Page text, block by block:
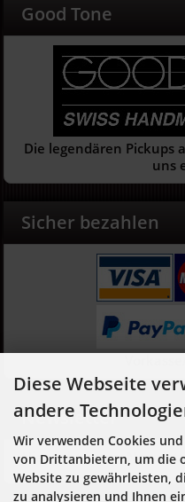
Good Tone
Die legendären Pickups
uns
Sicher bezahlen
Newsletter
Hier geht es zur
Diese Webseite
andere
Wir verwenden Cookies
von Drittanbietern, um die
Website zu gewährleisten,
zu analysieren und Ihnen